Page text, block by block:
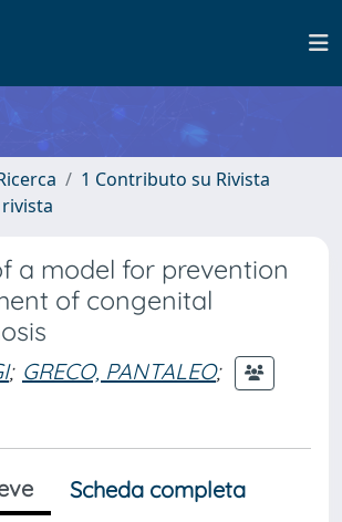
1 Contributo su Rivista
a model for prevention
of congenital
; GRECO, PANTALEO;
Scheda completa